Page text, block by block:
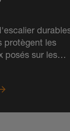
protègent les
posés sur les